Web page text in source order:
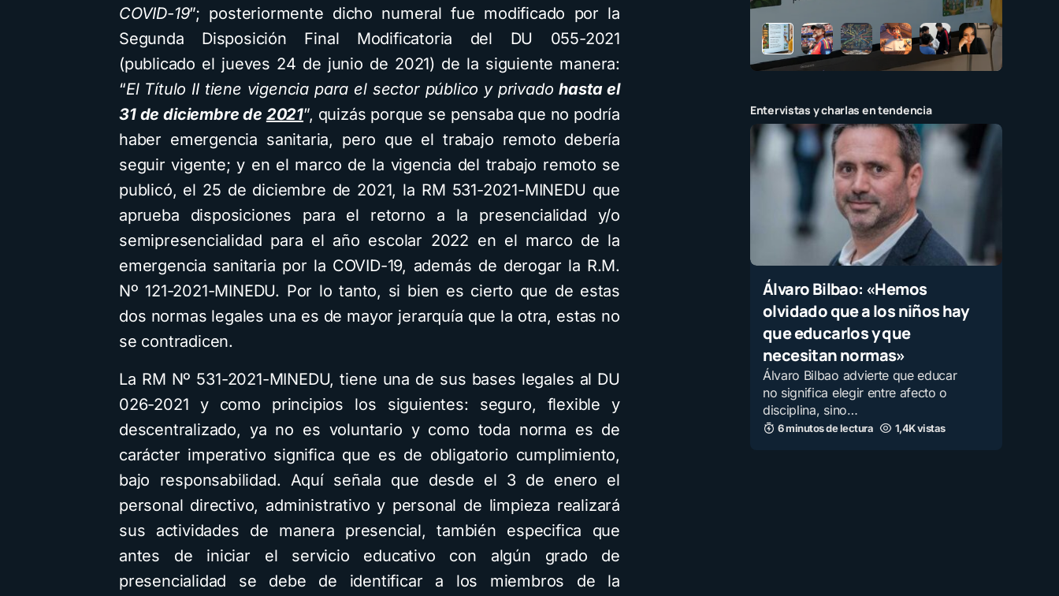
COVID-19”; posteriormente dicho numeral fue modificado por la
Segunda Disposición Final Modificatoria del DU 055-2021
(publicado el jueves 24 de junio de 2021) de la siguiente manera:
“El Título II tiene vigencia para el sector público y privadohasta el
31 de diciembre de 2021”, quizás porque se pensaba que no podría
haber emergencia sanitaria, pero que el trabajo remoto debería
seguir vigente; y en el marco de la vigencia del trabajo remoto se
publicó, el 25 de diciembre de 2021, la RM 531-2021-MINEDU que
aprueba disposiciones para el retorno a la presencialidad y/o
semipresencialidad para el año escolar 2022 en el marco de la
emergencia sanitaria por la COVID-19, además de derogar la R.M.
Nº 121-2021-MINEDU. Por lo tanto, si bien es cierto que de estas
dos normas legales una es de mayor jerarquía que la otra, estas no
se contradicen.
La RM Nº 531-2021-MINEDU, tiene una de sus bases legales al DU
026-2021 y como principios los siguientes: seguro, flexible y
descentralizado, ya no es voluntario y como toda norma es de
carácter imperativo significa que es de obligatorio cumplimiento,
bajo responsabilidad. Aquí señala que desde el 3 de enero el
personal directivo, administrativo y personal de limpieza realizará
sus actividades de manera presencial, también especifica que
antes de iniciar el servicio educativo con algún grado de
presencialidad se debe de identificar a los miembros de la
Entervistas y charlas en tendencia
Álvaro Bilbao: «Hemos
olvidado que a los niños hay
que educarlos y que
necesitan normas»
Álvaro Bilbao advierte que educar
no significa elegir entre afecto o
disciplina, sino…
6 minutos de lectura 1,4K vistas